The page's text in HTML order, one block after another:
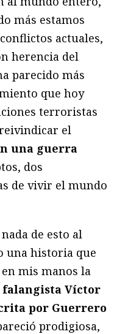
más estamos
actuales,
herencia del
parecido más
que hoy
terroristas
el
una guerra
dos
de vivir el mundo
de esto al
una historia que
mis manos la
Víctor
por Guerrero
prodigiosa,